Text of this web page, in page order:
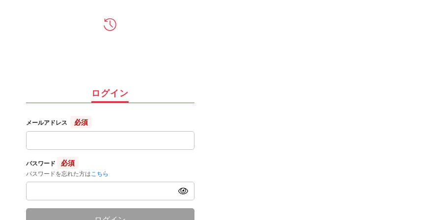
ログイン
メールアドレス 必須
パスワード 必須
パスワードを忘れた方は こちら